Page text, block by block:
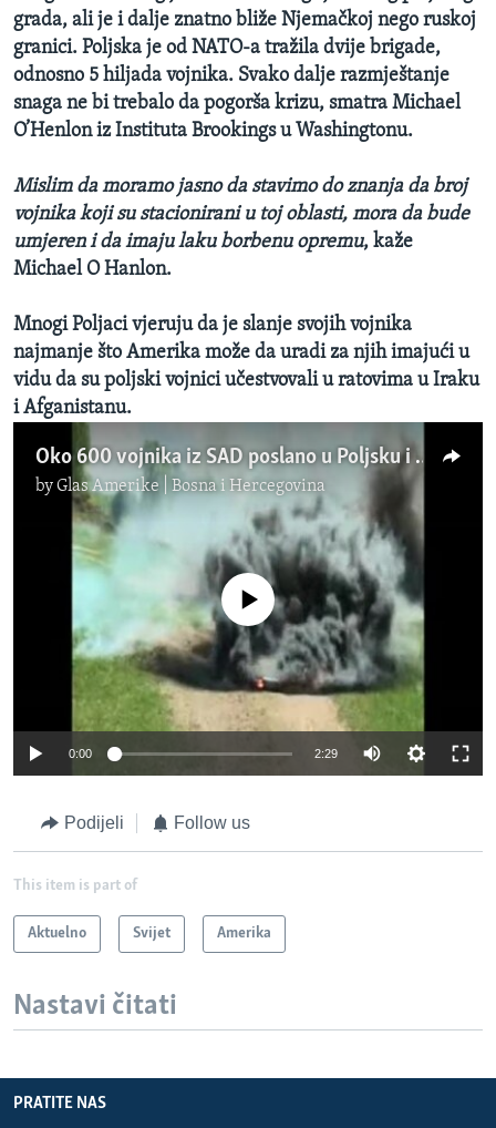
grada, ali je i dalje znatno bliže Njemačkoj nego ruskoj
granici. Poljska je od NATO-a tražila dvije brigade,
odnosno 5 hiljada vojnika. Svako dalje razmještanje
snaga ne bi trebalo da pogorša krizu, smatra Michael
O’Henlon iz Instituta Brookings u Washingtonu.
Mislim da moramo jasno da stavimo do znanja da broj
vojnika koji su stacionirani u toj oblasti, mora da bude
umjeren i da imaju laku borbenu opremu, kaže
Michael O Hanlon.
Mnogi Poljaci vjeruju da je slanje svojih vojnika
najmanje što Amerika može da uradi za njih imajući u
vidu da su poljski vojnici učestvovali u ratovima u Iraku
i Afganistanu.
Oko 600 vojnika iz SAD poslano u Poljsku i baltičke zemlje
byGlas Amerike | Bosna i Hercegovina
No media source currently available
0:00 2:29
Podijeli Follow us
This item is part of
Aktuelno Svijet Amerika
Nastavi čitati
PRATITE NAS